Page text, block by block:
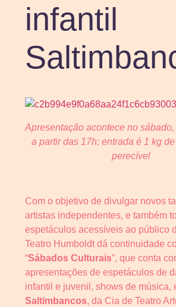
infantil
Apresentação acontece no
a partir das 17h; entrada é 1 kg
perecível
Com o objetivo de divulgar novos
artistas independentes, e também
espetáculos acessíveis ao público
Teatro Humboldt dá continuidade
“Sábados Culturais”, que conta
apresentações de espetáculos de
infantil e juvenil, shows de música,
Saltimbancos, da Cia de Teatro